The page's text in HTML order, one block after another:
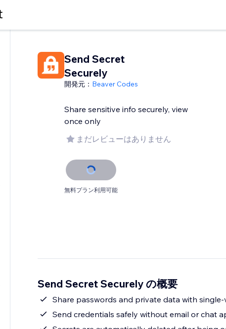
Send Secret
Securely
開発元： Beaver Codes
Share sensitive info securely, view
once only
まだレビューはありません
無料プラン利用可能
Send Secret Securely の概要
Share passwords and private data with single-
Send credentials safely without email or chat